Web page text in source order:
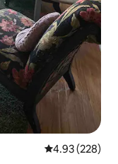
คะแนนเฉลี่ย
4.93 (228)